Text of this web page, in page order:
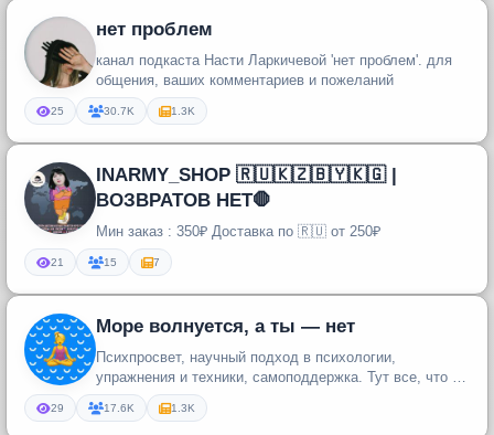
нет проблем
канал подкаста Насти Ларкичевой 'нет проблем'. для
общения, ваших комментариев и пожеланий
25 30.7K 1.3K
INARMY_SHOP 🇷🇺🇰🇿🇧🇾🇰🇬 |
ВОЗВРАТОВ НЕТ🛑
Мин заказ : 350₽ Доставка по 🇷🇺 от 250₽
21 15 7
Море волнуется, а ты — нет
Психпросвет, научный подход в психологии,
упражнения и техники, самоподдержка. Тут все, что вы
хотели знать об эмоционал...
29 17.6K 1.3K